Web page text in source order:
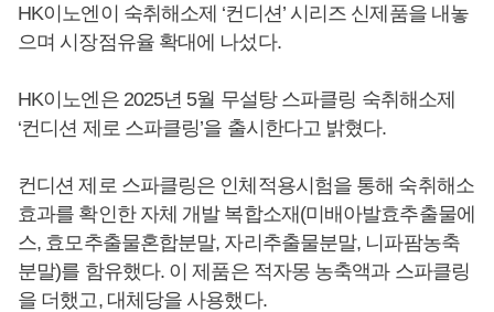
HK이노엔이 숙취해소제 ‘컨디션’ 시리즈 신제품을 내놓
으며 시장점유율 확대에 나섰다.
HK이노엔은 2025년 5월 무설탕 스파클링 숙취해소제
‘컨디션 제로 스파클링’을 출시한다고 밝혔다.
컨디션 제로 스파클링은 인체적용시험을 통해 숙취해소
효과를 확인한 자체 개발 복합소재(미배아발효추출물에
스, 효모추출물혼합분말, 자리추출물분말, 니파팜농축
분말)를 함유했다. 이 제품은 적자몽 농축액과 스파클링
을 더했고, 대체당을 사용했다.